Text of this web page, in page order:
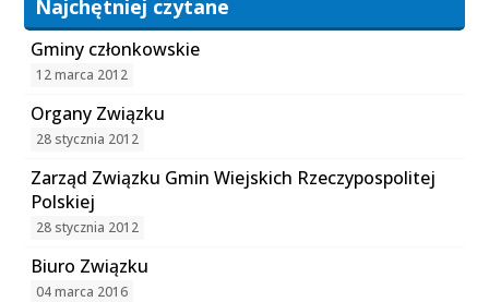
Najchętniej czytane
Gminy członkowskie
12 marca 2012
Organy Związku
28 stycznia 2012
Zarząd Związku Gmin Wiejskich Rzeczypospolitej
Polskiej
28 stycznia 2012
Biuro Związku
04 marca 2016